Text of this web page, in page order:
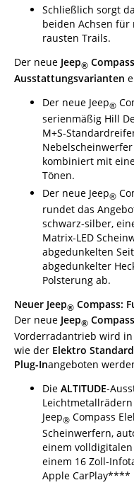
Schließlich sorgt
beiden Achsen für
rausten Trails.
Der neue Jeep®
Ausstattungsvarianten
Der neue Jeep®
serienmäßig Hill
M+S-
kombiniert mit
Tönen.
Der neue Jeep®
rundet das
schwarz-silber,
Matrix-LED
abgedunkelten
abgedunkelter
Polsterung ab.
Neuer Jeep® Compass:
Der neue Jeep®
Vorderradantrieb wird
wie der Elektro
Plug-Inangeboten
Die ALTITUDE-
Jeep® Compass
Scheinwerfern,
einem
einem 16 Zoll-
Apple